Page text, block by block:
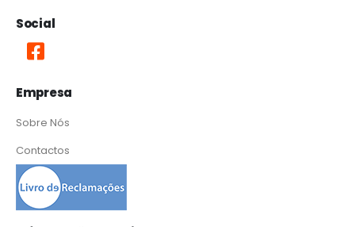
Social
Empresa
Sobre Nós
Contactos